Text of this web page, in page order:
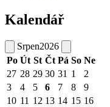
Kalendář
Srpen2026
Po Út St Čt Pá So Ne
27 28 29 30 31 1
2
3
4 5 6 7 8
9
10 11 12 13 14 15 16